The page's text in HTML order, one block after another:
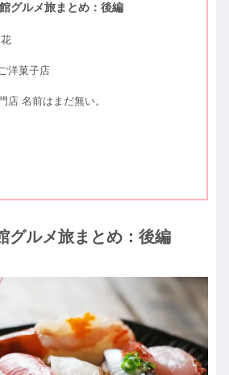
グルメ旅まとめ：後編
洋菓子店
店 名前はまだ無い。
グルメ旅まとめ：後編